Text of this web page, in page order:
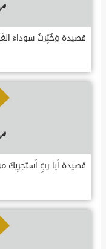
قصيدة وَخُبِّرتُ سوداءَ
قصيدة أيا ربِّ أستجرِيكَ